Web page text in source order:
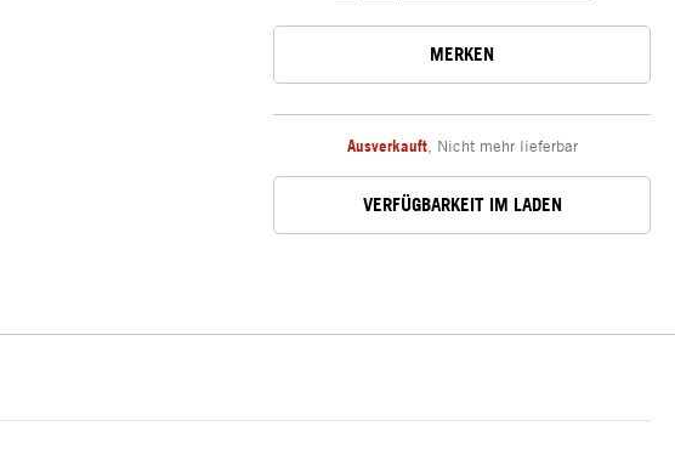
MERKEN
Ausverkauft, Nicht mehr lieferbar
VERFÜGBARKEIT IM LADEN